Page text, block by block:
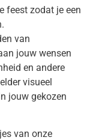
feest zodat je een
van
jouw wensen
en andere
visueel
jouw gekozen
van onze